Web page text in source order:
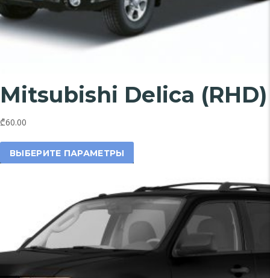
Mitsubishi Delica (RHD)
₾60.00
ВЫБЕРИТЕ ПАРАМЕТРЫ
имеет
вариаций.
Опции
можно
выбрать